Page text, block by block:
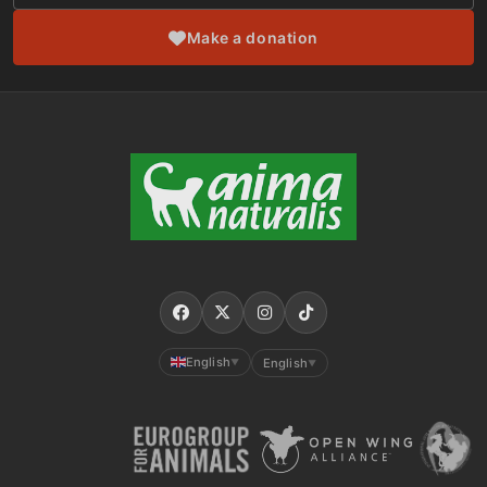
Make a donation
English ▼ English ▼